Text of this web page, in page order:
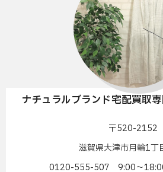
ナチュラルブランド宅配買取
〒520-2152
滋賀県大津市月輪1
0120-555-507 9:00〜18:00